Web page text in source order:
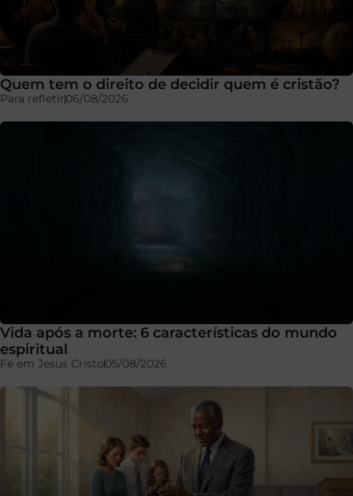
Quem tem o direito de decidir quem é cristão?
Para refletir06/08/2026
Vida após a morte: 6 características do mundo
espiritual
Fé em Jesus Cristo05/08/2026